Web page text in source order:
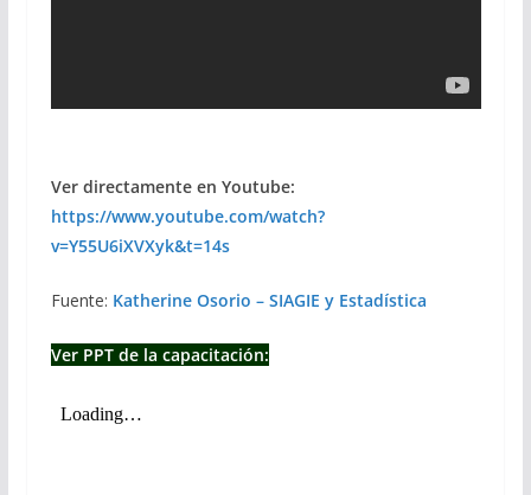
Ver directamente en Youtube:
https://www.youtube.com/watch?
v=Y55U6iXVXyk&t=14s
Fuente: Katherine Osorio – SIAGIE y Estadística
Ver PPT de la capacitación: